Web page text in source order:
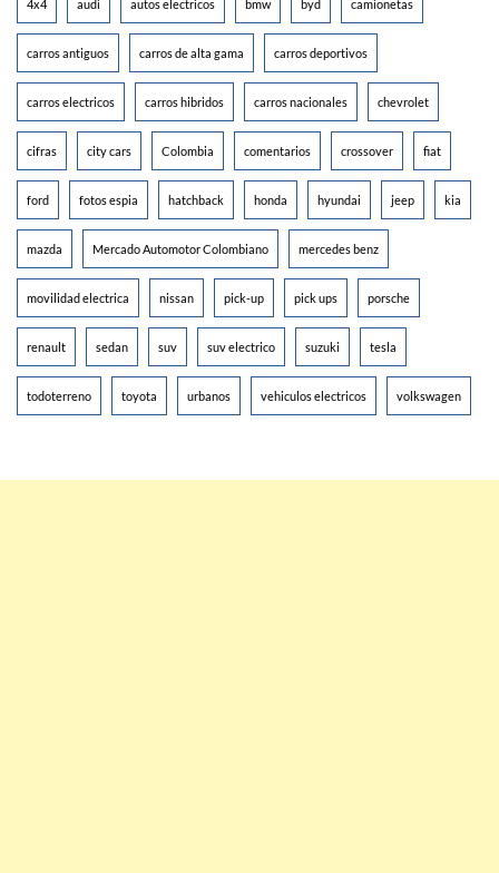
4x4 audi autos electricos bmw byd camionetas
carros antiguos carros de alta gama carros deportivos
carros electricos carros hibridos carros nacionales chevrolet
cifras city cars Colombia comentarios crossover fiat
ford fotos espia hatchback honda hyundai jeep kia
mazda Mercado Automotor Colombiano mercedes benz
movilidad electrica nissan pick-up pick ups porsche
renault sedan suv suv electrico suzuki tesla
todoterreno toyota urbanos vehiculos electricos volkswagen